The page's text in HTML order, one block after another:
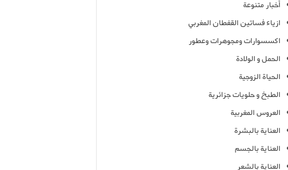
أخبار متنوعة
ازياء فساتين القفطان المغربي
اكسسوارات ومجوهرات وعطور
الحمل و الولادة
الحياة الزوجية
الطبخ و حلويات جزائرية
العروس المغربية
العناية بالبشرة
العناية بالجسم
العناية بالشعر